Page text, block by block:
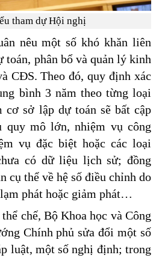
tham dự Hội nghị
nêu một số khó khăn liên
toán, phân bổ và quản lý kinh
CĐS. Theo đó, quy định xác
bình 3 năm theo từng loại
cơ sở lập dự toán sẽ bất cập
mô lớn, nhiệm vụ công
vụ đặc biệt hoặc các loại
có dữ liệu lịch sử; đồng
cụ thể về hệ số điều chỉnh do
phát hoặc giảm phát…
chế, Bộ Khoa học và Công
Chính phủ sửa đổi một số
luật, một số nghị định; trong